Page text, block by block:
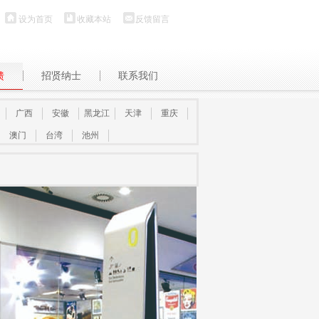
设为首页 收藏本站 反馈留言
招贤纳士 联系我们
广西 安徽 黑龙江 天津 重庆
澳门 台湾 池州